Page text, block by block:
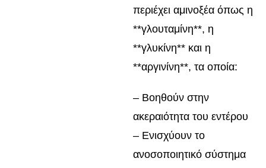
περιέχει αμινοξέα όπως η
**γλουταμίνη**, η
**γλυκίνη** και η
**αργινίνη**, τα οποία:
– Βοηθούν στην
ακεραιότητα του εντέρου
– Ενισχύουν το
ανοσοποιητικό σύστημα